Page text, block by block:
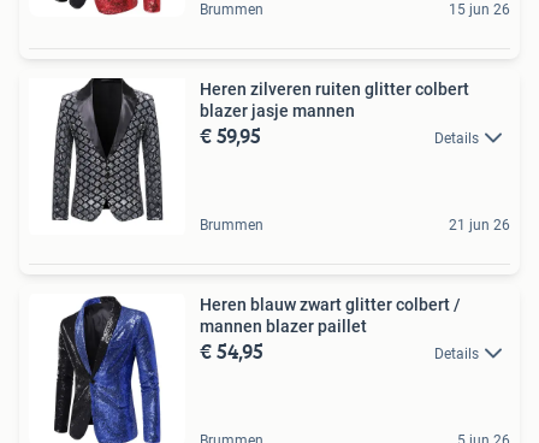
Brummen 15 jun 26
Heren zilveren ruiten glitter colbert
blazer jasje mannen
€ 59,95 Details
Brummen 21 jun 26
Heren blauw zwart glitter colbert /
mannen blazer paillet
€ 54,95 Details